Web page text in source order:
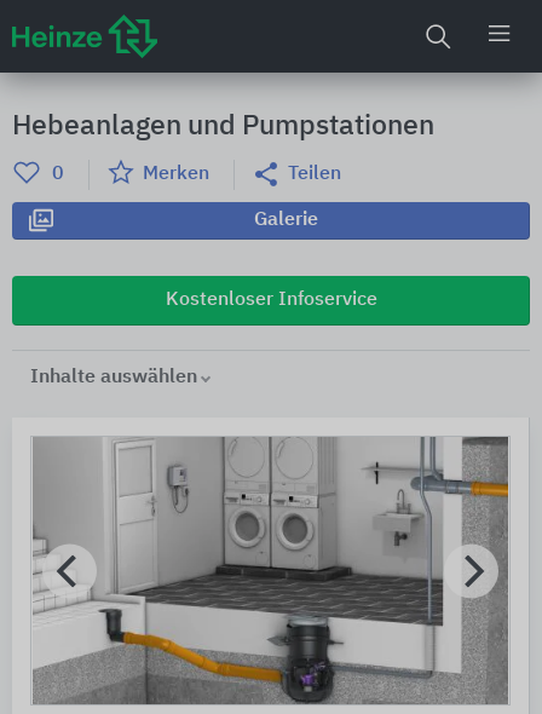
Hebeanlagen und Pumpstationen
0 Merken Teilen
Galerie
Kostenloser Infoservice
Inhalte auswählen